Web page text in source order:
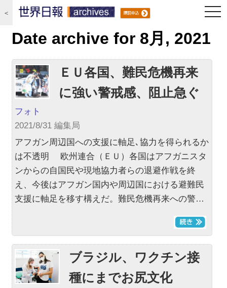
＜
Date archive for 8月, 2021
ＥＵ各国、難民危機再来
に強い警戒感、阻止急ぐ
フォト
2021/8/31 編集局
アフガン周辺国への支援に軸足､協力を得られるか
は不透明 欧州連合（ＥＵ）各国はアフガニスタ
ンからの自国民や現地協力者らの退避作戦を終
え、今後はアフガン国内や周辺国における避難民
支援に軸足を移す構えだ。難民危機再来への警…
ブラジル、ワクチン接
種にまでお尻文化